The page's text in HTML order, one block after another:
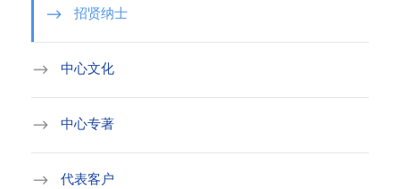
招贤纳士
中心文化
中心专著
代表客户